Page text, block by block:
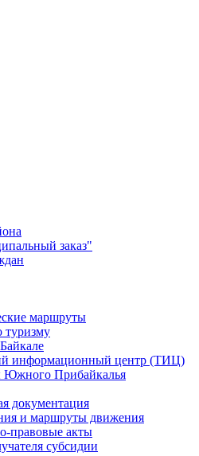
заказ"
маршруты
туризму
информационный центр (ТИЦ)
Южного Прибайкалья
документация
и маршруты движения
правовые акты
субсидии